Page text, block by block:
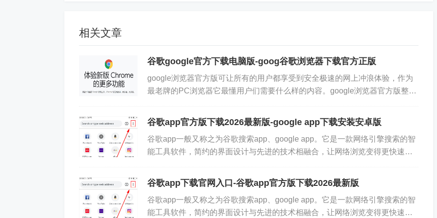
- 获取关于感兴趣事物的信息和动态
谷歌搜索引擎中文怎么设置
1、打开谷歌搜索引擎最新手机版，软件需使用科学上网工具才能使用，然后点击右上角的菜单按
相关文章
谷歌google官方下载电脑版-goog谷歌浏览器下载官方正版
google浏览器官方版可让所有的用户都享受到安全极速的网上冲浪体验，作为
最老牌的PC浏览器它最懂用户们需要什么样的内容。google浏览器官方版整体
谷歌app官方版下载2026最新版-google app下载安装安卓版
谷歌app一般又称之为谷歌搜索app、google app。它是一款网络引擎搜索的智
能工具软件，简约的界面设计与先进的技术相融合，让网络浏览变得更快速安
谷歌app下载官网入口-谷歌app官方版下载2026最新版
谷歌app一般又称之为谷歌搜索app、google app。它是一款网络引擎搜索的智
能工具软件，简约的界面设计与先进的技术相融合，让网络浏览变得更快速安